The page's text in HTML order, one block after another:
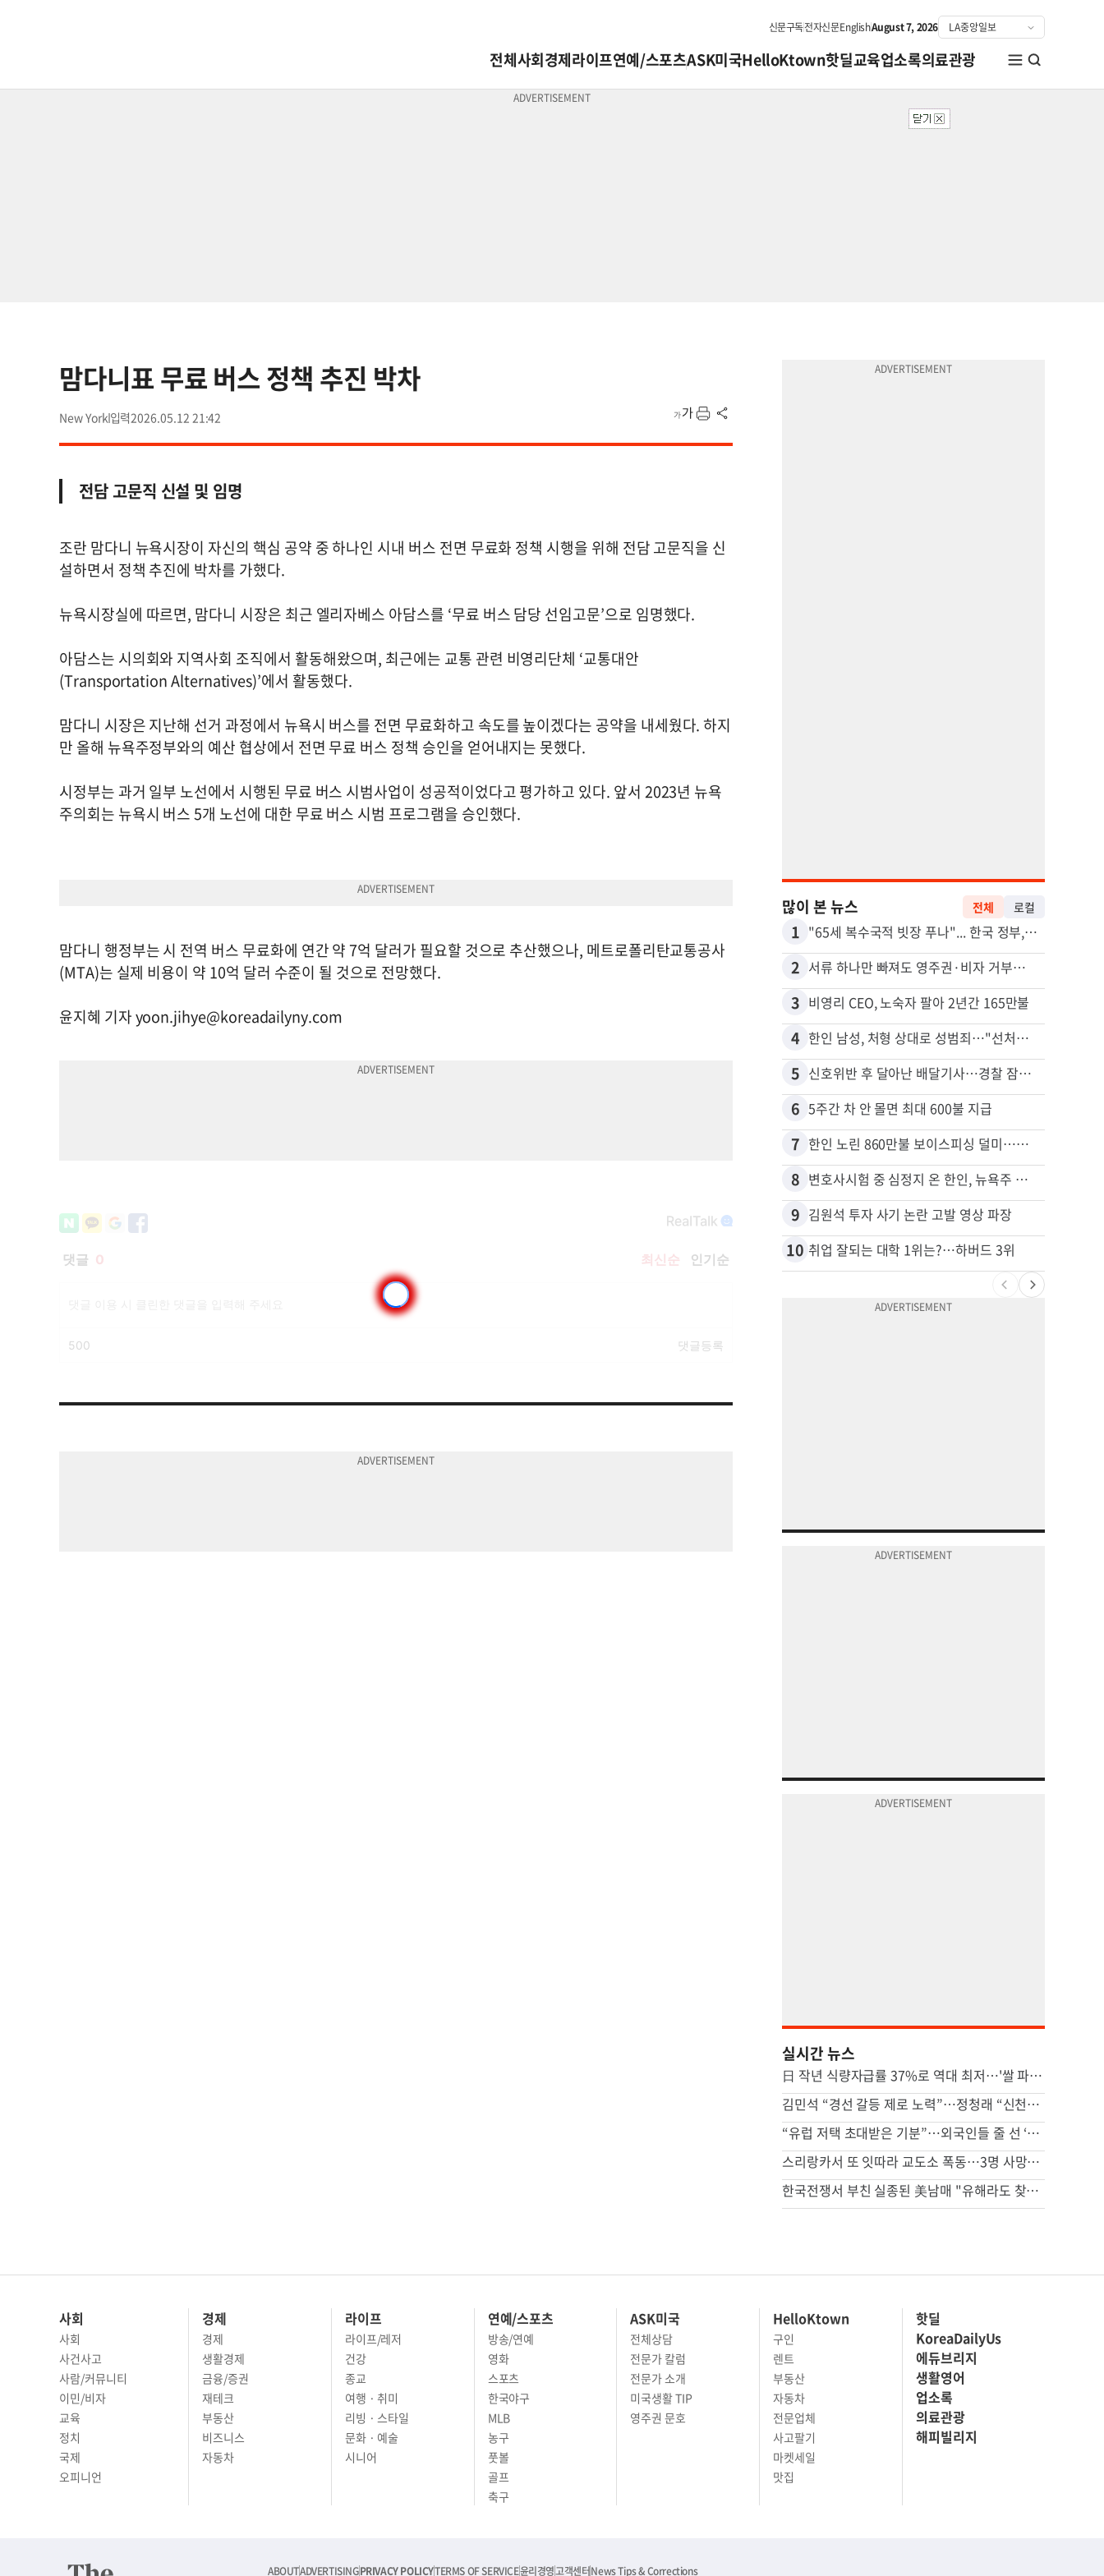
신문구독전자신문EnglishAugust 7, 2026
전체사회경제라이프연예/스포츠ASK미국HelloKtown핫딜교육업소록의료관광
맘다니표 무료 버스 정책 추진 박차
New York 2026.05.12 21:42
전담 고문직 신설 및 임명
조란 맘다니 뉴욕시장이 자신의 핵심 공약 중 하나인 시내 버스 전면 무료화 정책 시행을 위해 전담 고문직을 신
설하면서 정책 추진에 박차를 가했다.
뉴욕시장실에 따르면, 맘다니 시장은 최근 엘리자베스 아담스를 ‘무료 버스 담당 선임고문’으로 임명했다.
아담스는 시의회와 지역사회 조직에서 활동해왔으며, 최근에는 교통 관련 비영리단체 ‘교통대안
(Transportation Alternatives)’에서 활동했다.
맘다니 시장은 지난해 선거 과정에서 뉴욕시 버스를 전면 무료화하고 속도를 높이겠다는 공약을 내세웠다. 하지
만 올해 뉴욕주정부와의 예산 협상에서 전면 무료 버스 정책 승인을 얻어내지는 못했다.
시정부는 과거 일부 노선에서 시행된 무료 버스 시범사업이 성공적이었다고 평가하고 있다. 앞서 2023년 뉴욕
주의회는 뉴욕시 버스 5개 노선에 대한 무료 버스 시범 프로그램을 승인했다.
맘다니 행정부는 시 전역 버스 무료화에 연간 약 7억 달러가 필요할 것으로 추산했으나, 메트로폴리탄교통공사
(MTA)는 실제 비용이 약 10억 달러 수준이 될 것으로 전망했다.
윤지혜 기자yoon.jihye@koreadailyny.com
많이 본 뉴스 전체 로컬
1 "65세 복수국적 빗장 푸나"... 한국 정부, 연령 완화 전면 추진
2 서류 하나만 빠져도 영주권·비자 거부…심사관 재량권 대폭 확대
3 비영리 CEO, 노숙자 팔아 2년간 165만불
4 한인 남성, 처형 상대로 성범죄…"선처해줬더니 배신자 취급"
5 신호위반 후 달아난 배달기사…경찰 잠복해 잡고보니 ‘반전’
6 5주간 차 안 몰면 최대 600불 지급
7 한인 노린 860만불 보이스피싱 덜미…영사관·한국 검찰 사칭
8 변호사시험 중 심정지 온 한인, 뉴욕주 제소
9 김원석 투자 사기 논란 고발 영상 파장
10 취업 잘되는 대학 1위는?…하버드 3위
실시간 뉴스
日 작년 식량자급률 37%로 역대 최저…'쌀 파동' 여파
김민석 “경선 갈등 제로 노력”…정청래 “신천지 의혹 제기 사과부터”
“유럽 저택 초대받은 기분”…외국인들 줄 선 ‘K뷰티 핫플’ 비밀 [비크닉]
스리랑카서 또 잇따라 교도소 폭동…3명 사망·20여명 부상
한국전쟁서 부친 실종된 美남매 "유해라도 찾을 수 있다면…"
사회
사회
사건사고
사람/커뮤니티
이민/비자
교육
정치
국제
오피니언
경제
경제
생활경제
금융/증권
재테크
부동산
비즈니스
자동차
라이프
라이프/레저
건강
종교
여행 · 취미
리빙 · 스타일
문화 · 예술
시니어
연예/스포츠
방송/연예
영화
스포츠
한국야구
MLB
농구
풋볼
골프
축구
ASK미국
전체상담
전문가 칼럼
전문가 소개
미국생활 TIP
영주권 문호
HelloKtown
구인
렌트
부동산
자동차
전문업체
사고팔기
마켓세일
맛집
핫딜
KoreaDailyUs
에듀브리지
생활영어
업소록
의료관광
해피빌리지
ABOUTADVERTISINGPRIVACY POLICYTERMS OF SERVICE윤리경영고객센터News Tips & Corrections